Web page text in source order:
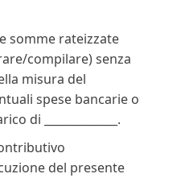
somme rateizzate
compilare) senza
misura del
spese bancarie o
di _____________.
del presente